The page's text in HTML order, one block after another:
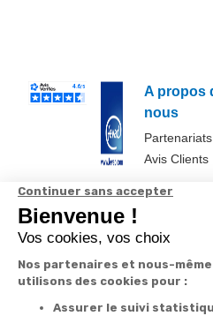
A propos
nous
Partenariats
Avis Clients
Données
personnelles et
cookies
Paramétrer
les cookies